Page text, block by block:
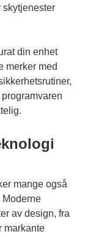
skytjenester
din enhet
merker med
mange også
Moderne
av design, fra
markante